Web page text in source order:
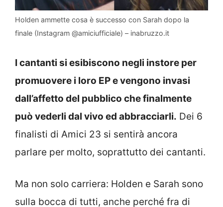
Holden ammette cosa è successo con Sarah dopo la
finale (Instagram @amiciufficiale) – inabruzzo.it
I cantanti si esibiscono negli instore per
promuovere i loro EP e vengono invasi
dall’affetto del pubblico che finalmente
può vederli dal vivo ed abbracciarli. Dei 6
finalisti di Amici 23 si sentirà ancora
parlare per molto, soprattutto dei cantanti.
Ma non solo carriera: Holden e Sarah sono
sulla bocca di tutti, anche perché fra di